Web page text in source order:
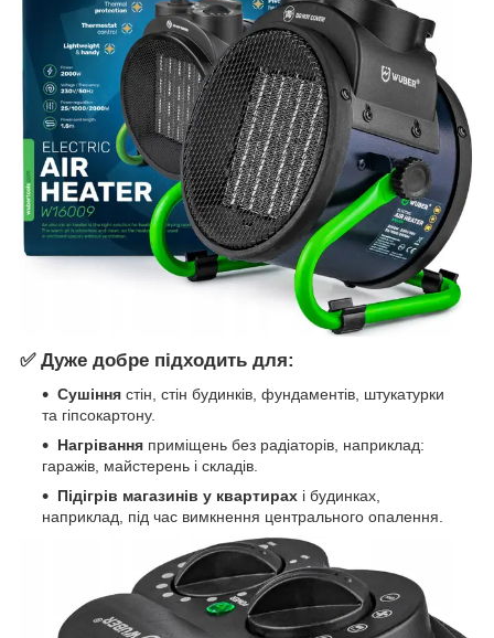
✅ Дуже добре підходить для:
Сушіння стін, стін будинків, фундаментів, штукатурки
та гіпсокартону.
Нагрівання приміщень без радіаторів, наприклад:
гаражів, майстерень і складів.
Підігрів магазинів у квартирах і будинках,
наприклад, під час вимкнення центрального опалення.